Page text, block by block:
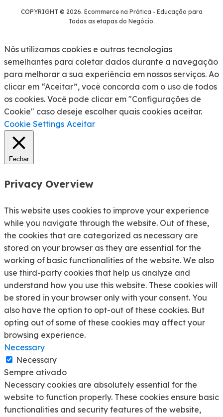
COPYRIGHT © 2026. Ecommerce na Prática - Educação para
Todas as etapas do Negócio.
Nós utilizamos cookies e outras tecnologias
semelhantes para coletar dados durante a navegação
para melhorar a sua experiência em nossos serviços. Ao
clicar em “Aceitar”, você concorda com o uso de todos
os cookies. Você pode clicar em "Configurações de
Cookie" caso deseje escolher quais cookies aceitar.
Cookie Settings Aceitar
Fechar
Privacy Overview
This website uses cookies to improve your experience
while you navigate through the website. Out of these,
the cookies that are categorized as necessary are
stored on your browser as they are essential for the
working of basic functionalities of the website. We also
use third-party cookies that help us analyze and
understand how you use this website. These cookies will
be stored in your browser only with your consent. You
also have the option to opt-out of these cookies. But
opting out of some of these cookies may affect your
browsing experience.
Necessary
Necessary
Sempre ativado
Necessary cookies are absolutely essential for the
website to function properly. These cookies ensure basic
functionalities and security features of the website,